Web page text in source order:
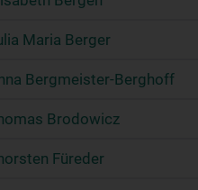
Maria Berger
Bergmeister-Berghoff
Brodowicz
Füreder